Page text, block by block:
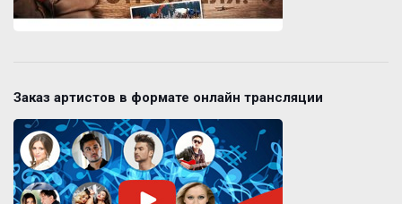
Заказ артистов в формате онлайн трансляции